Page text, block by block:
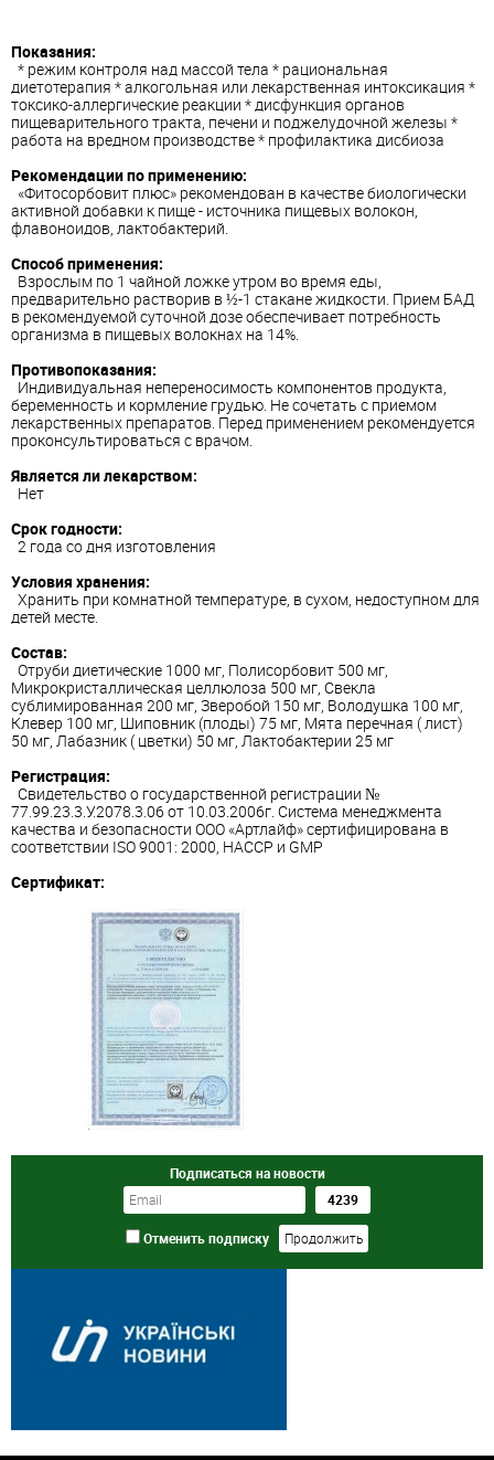
Показания:
* режим контроля над массой тела * рациональная
диетотерапия * алкогольная или лекарственная интоксикация *
токсико-аллергические реакции * дисфункция органов
пищеварительного тракта, печени и поджелудочной железы *
работа на вредном производстве * профилактика дисбиоза
Рекомендации по применению:
«Фитосорбовит плюс» рекомендован в качестве биологически
активной добавки к пище - источника пищевых волокон,
флавоноидов, лактобактерий.
Способ применения:
Взрослым по 1 чайной ложке утром во время еды,
предварительно растворив в ½-1 стакане жидкости. Прием БАД
в рекомендуемой суточной дозе обеспечивает потребность
организма в пищевых волокнах на 14%.
Противопоказания:
Индивидуальная непереносимость компонентов продукта,
беременность и кормление грудью. Не сочетать с приемом
лекарственных препаратов. Перед применением рекомендуется
проконсультироваться с врачом.
Является ли лекарством:
Нет
Срок годности:
2 года со дня изготовления
Условия хранения:
Хранить при комнатной температуре, в сухом, недоступном для
детей месте.
Состав:
Отруби диетические 1000 мг, Полисорбовит 500 мг,
Микрокристаллическая целлюлоза 500 мг, Свекла
сублимированная 200 мг, Зверобой 150 мг, Володушка 100 мг,
Клевер 100 мг, Шиповник (плоды) 75 мг, Мята перечная ( лист)
50 мг, Лабазник ( цветки) 50 мг, Лактобактерии 25 мг
Регистрация:
Свидетельство о государственной регистрации №
77.99.23.3.У.2078.3.06 от 10.03.2006г. Система менеджмента
качества и безопасности ООО «Артлайф» сертифицирована в
соответствии ISО 9001: 2000, НАССР и GMP
Сертификат:
Подписаться на новости
Отменить подписку